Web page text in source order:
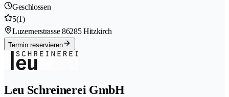
Geschlossen
5(1)
Luzernerstrasse 86285 Hitzkirch
Termin reservieren
Leu Schreinerei GmbH